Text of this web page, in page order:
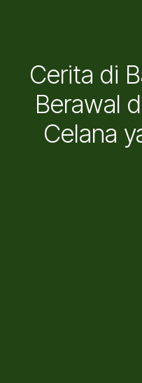
Cerita di
Berawal
Celana